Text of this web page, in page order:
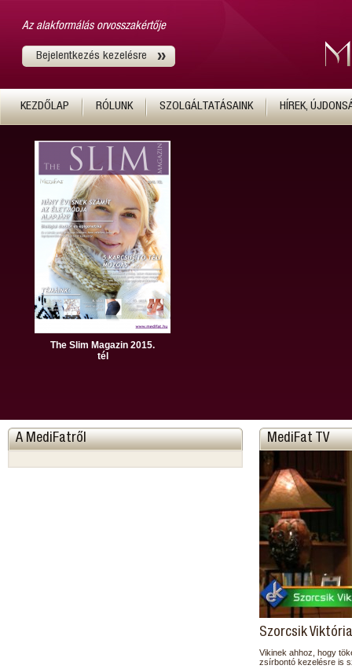
Az alakformálás orvosszakértője
Bejelentkezés kezelésre
KEZDŐLAP RÓLUNK SZOLGÁLTATÁSAINK HÍREK,
The Slim Magazin 2015.
tél
A MediFatről MediFat TV
Szorcsik
Vikinek ahhoz, hogy
zsírbontó kezelésre is